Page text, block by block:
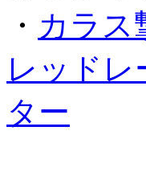
・ カラス
レッド
ター